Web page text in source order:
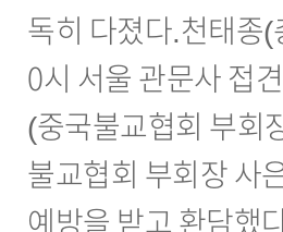
독히 다졌다.천태종(
0시 서울 관문사 접
(중국불교협회 부회
불교협회 부회장 사
예방을 받고 환담했